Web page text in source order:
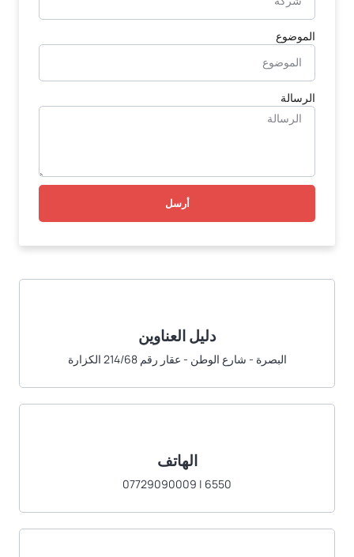
الموضوع
الرسالة
أرسل
دليل العناوين
البصرة - شارع الوطن - عقار رقم 214/68 الكزارة
الهاتف
6550 | 07729090009